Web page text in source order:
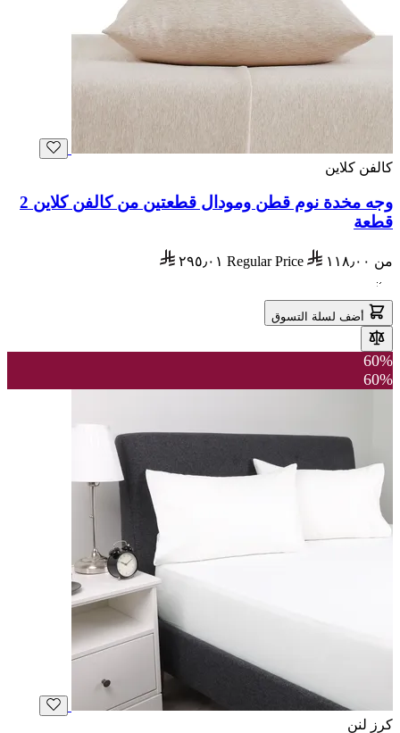
كالفن كلاين
وجه مخدة نوم قطن ومودال قطعتين من كالفن كلاين 2
قطعة
من ١١٨٫٠٠ Regular Price ٢٩٥٫٠١
أضف لسلة التسوق
60%
60%
كرز لنن